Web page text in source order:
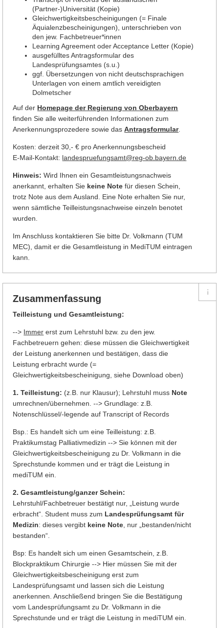
(Partner-)Universität (Kopie)
Gleichwertigkeitsbescheinigungen (= Finale
Äquialenzbescheinigungen), unterschrieben von
den jew. Fachbetreuer*innen
Learning Agreement oder Acceptance Letter (Kopie)
ausgefülltes Antragsformular des
Landesprüfungsamtes (s.u.)
ggf. Übersetzungen von nicht deutschsprachigen
Unterlagen von einem amtlich vereidigten
Dolmetscher
Auf der Homepage der Regierung von Oberbayern
finden Sie alle weiterführenden Informationen zum
Anerkennungsprozedere sowie dasAntragsformular.
Kosten: derzeit 30,- € pro Anerkennungsbescheid
E-Mail-Kontakt: landespruefungsamt@reg-ob.bayern.de
Hinweis: Wird Ihnen ein Gesamtleistungsnachweis
anerkannt, erhalten Sie keine Note für diesen Schein,
trotz Note aus dem Ausland. Eine Note erhalten Sie nur,
wenn sämtliche Teilleistungsnachweise einzeln benotet
wurden.
Im Anschluss kontaktieren Sie bitte Dr. Volkmann (TUM
MEC), damit er die Gesamtleistung in MediTUM eintragen
kann.
Zusammenfassung
Teilleistung und Gesamtleistung:
--> Immer erst zum Lehrstuhl bzw. zu den jew.
Fachbetreuern gehen: diese müssen die Gleichwertigkeit
der Leistung anerkennen und bestätigen, dass die
Leistung erbracht wurde (=
Gleichwertigkeitsbescheinigung, siehe Download oben)
1. Teilleistung: (z.B. nur Klausur); Lehrstuhl muss Note
umrechnen/übernehmen. --> Grundlage: z.B.
Notenschlüssel/-legende auf Transcript of Records
Bsp.: Es handelt sich um eine Teilleistung: z.B.
Praktikumstag Palliativmedizin --> Sie können mit der
Gleichwertigkeitsbescheinigung zu Dr. Volkmann in die
Sprechstunde kommen und er trägt die Leistung in
mediTUM ein.
2. Gesamtleistung/ganzer Schein:
Lehrstuhl/Fachbetreuer bestätigt nur, „Leistung wurde
erbracht“. Student muss zum Landesprüfungsamt für
Medizin: dieses vergibt keine Note , nur „bestanden/nicht
bestanden“.
Bsp: Es handelt sich um einen Gesamtschein, z.B.
Blockpraktikum Chirurgie --> Hier müssen Sie mit der
Gleichwertigkeitsbescheinigung erst zum
Landesprüfungsamt und lassen sich die Leistung
anerkennen. Anschließend bringen Sie die Bestätigung
vom Landesprüfungsamt zu Dr. Volkmann in die
Sprechstunde und er trägt die Leistung in mediTUM ein.